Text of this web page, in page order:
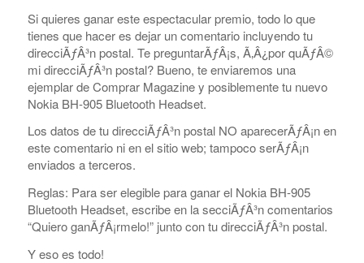
Si quieres ganar este espectacular premio, todo lo que
tienes que hacer es dejar un comentario incluyendo tu
direcciÃƒÂ³n postal. Te preguntarÃƒÂ¡s, Ã‚Â¿por quÃƒÂ©
mi direcciÃƒÂ³n postal? Bueno, te enviaremos una
ejemplar de Comprar Magazine y posiblemente tu nuevo
Nokia BH-905 Bluetooth Headset.
Los datos de tu direcciÃƒÂ³n postal NO aparecerÃƒÂ¡n en
este comentario ni en el sitio web; tampoco serÃƒÂ¡n
enviados a terceros.
Reglas: Para ser elegible para ganar el Nokia BH-905
Bluetooth Headset, escribe en la secciÃƒÂ³n comentarios
“Quiero ganÃƒÂ¡rmelo!” junto con tu direcciÃƒÂ³n postal.
Y eso es todo!